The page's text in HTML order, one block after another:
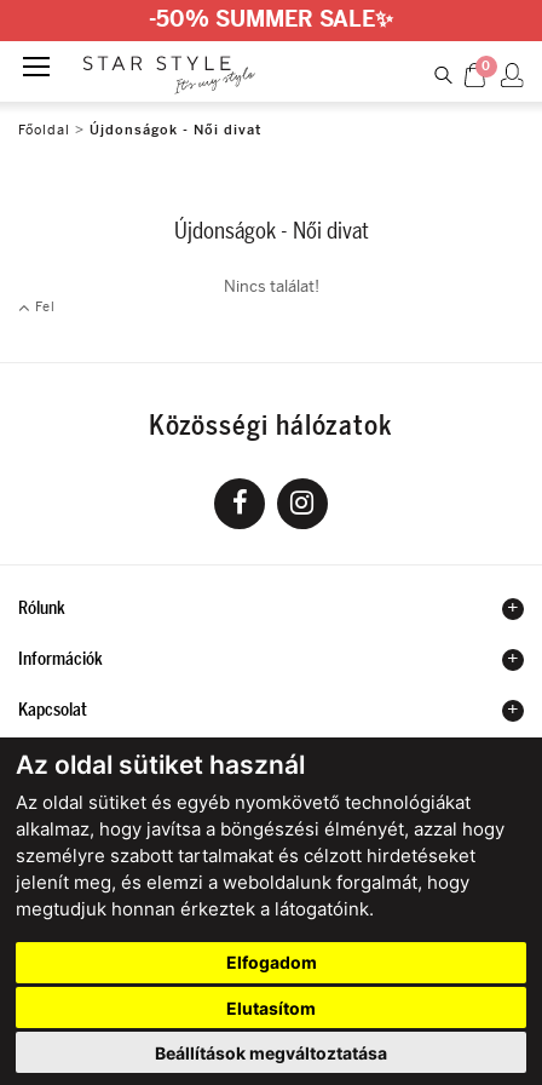
Az oldal sütiket használ
Az oldal sütiket és egyéb nyomkövető technológiákat
alkalmaz, hogy javítsa a böngészési élményét, azzal hogy
személyre szabott tartalmakat és célzott hirdetéseket
jelenít meg, és elemzi a weboldalunk forgalmát, hogy
megtudjuk honnan érkeztek a látogatóink.
Elfogadom
Elutasítom
Beállítások megváltoztatása
-50% SUMMER SALE✨
0
Főoldal > Újdonságok - Női divat
Újdonságok - Női divat
Nincs találat!
Fel
Közösségi hálózatok
Rólunk
Információk
Kapcsolat
Biztonságos online fizetés
Felhasználási feltételek Cookies Adatvédelem Szerződéstől való elállás
webdesign|webex.digital